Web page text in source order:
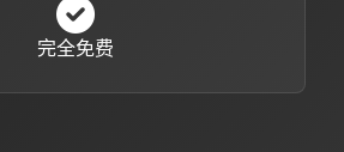
完全免费